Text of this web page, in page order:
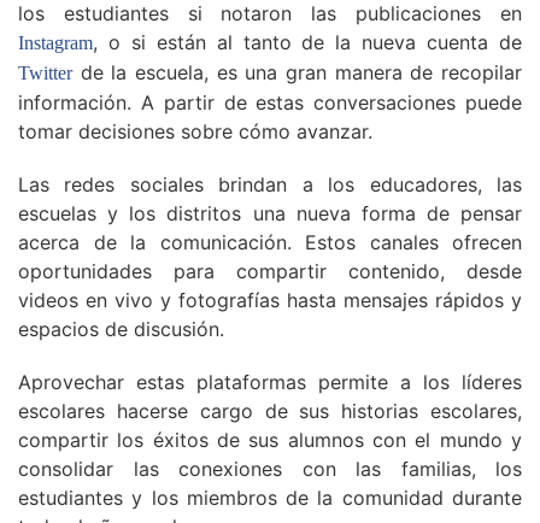
los estudiantes si notaron las publicaciones en
Instagram, o si están al tanto de la nueva cuenta de
Twitterde la escuela, es una gran manera de recopilar
información. A partir de estas conversaciones puede
tomar decisiones sobre cómo avanzar.
Las redes sociales brindan a los educadores, las
escuelas y los distritos una nueva forma de pensar
acerca de la comunicación. Estos canales ofrecen
oportunidades para compartir contenido, desde
videos en vivo y fotografías hasta mensajes rápidos y
espacios de discusión.
Aprovechar estas plataformas permite a los líderes
escolares hacerse cargo de sus historias escolares,
compartir los éxitos de sus alumnos con el mundo y
consolidar las conexiones con las familias, los
estudiantes y los miembros de la comunidad durante